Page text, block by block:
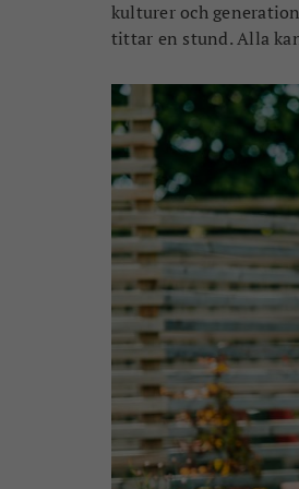
kulturer och
tittar en stund. Alla